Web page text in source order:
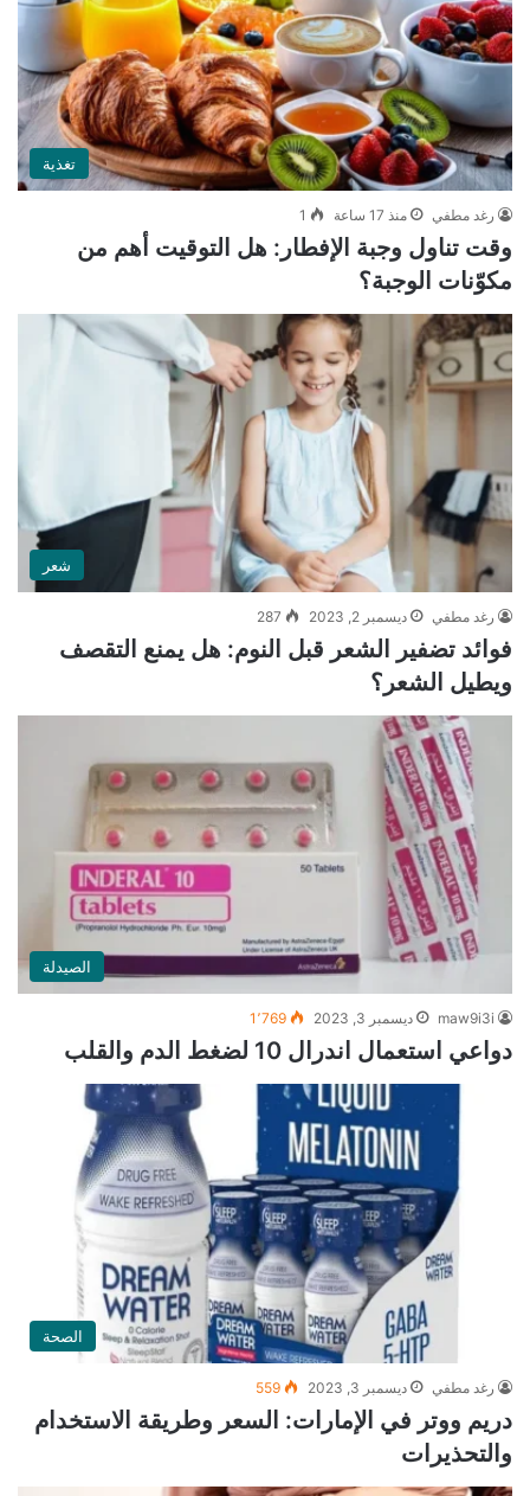
تغذية
رغد مطفي منذ 17 ساعة 1
وقت تناول وجبة الإفطار: هل التوقيت أهم من
مكوّنات الوجبة؟
شعر
رغد مطفي ديسمبر 2, 2023 287
فوائد تضفير الشعر قبل النوم: هل يمنع التقصف
ويطيل الشعر؟
الصيدلة
maw9i3i ديسمبر 3, 2023 1٬769
دواعي استعمال اندرال 10 لضغط الدم والقلب
الصحة
رغد مطفي ديسمبر 3, 2023 559
دريم ووتر في الإمارات: السعر وطريقة الاستخدام
والتحذيرات